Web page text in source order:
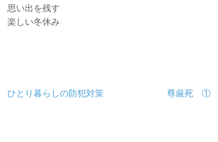
思い出を残す
楽しい冬休み
投
ひとり暮らしの防犯対策 尊厳死 ①